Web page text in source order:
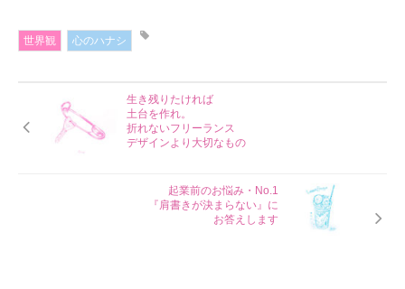
世界観 心のハナシ
生き残りたければ
土台を作れ。
折れないフリーランス
デザインより大切なもの
起業前のお悩み・No.1
『肩書きが決まらない』に
お答えします